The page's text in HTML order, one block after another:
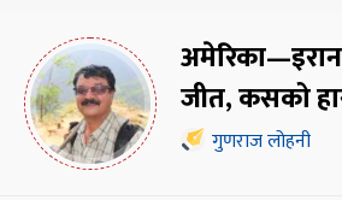
जीत, कसको
गुणराज लोहनी